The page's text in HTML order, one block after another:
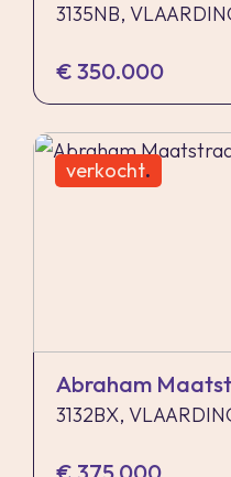
3135NB,
€ 350.000
verkocht.
Abraham
3132BX,